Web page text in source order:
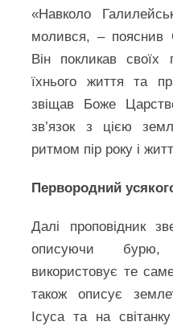
«Навколо
молився, –
Він покликав
їхнього життя та
звіщав Боже
зв’язок з цією
ритмом пір року і
Первородний
Далі проповідник
описуючи бурю,
використовує те
також описує
Ісуса та на